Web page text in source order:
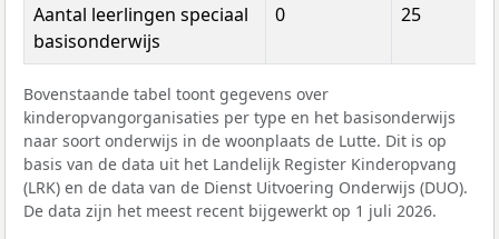
Aantal leerlingen speciaal
basisonderwijs
0 25
Bovenstaande tabel toont gegevens over
kinderopvangorganisaties per type en het basisonderwijs
naar soort onderwijs in de woonplaats de Lutte. Dit is op
basis van de data uit het Landelijk Register Kinderopvang
(LRK) en de data van de Dienst Uitvoering Onderwijs (DUO).
De data zijn het meest recent bijgewerkt op 1 juli 2026.